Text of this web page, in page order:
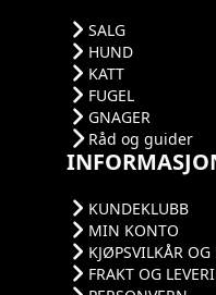
SALG
HUND
KATT
FUGEL
GNAGER
Råd og guider
KUNDEKLUBB
MIN KONTO
KJØPSVILKÅR OG
FRAKT OG